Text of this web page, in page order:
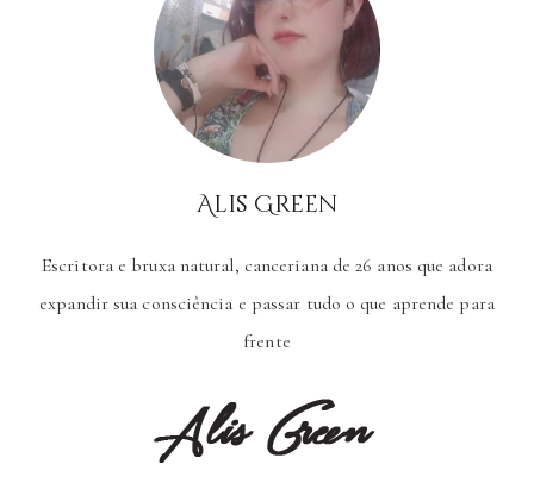
Alis Green
Escritora e bruxa natural, canceriana de 26 anos que adora
expandir sua consciência e passar tudo o que aprende para
frente